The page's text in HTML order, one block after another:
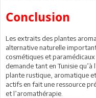
Conclusion
Les extraits des plantes
alternative naturelle
cosmétiques et
demande tant en Tunisie
plante rustique, aromatique
actifs en fait une ressource
et l’aromathérapie.